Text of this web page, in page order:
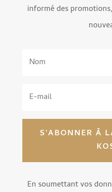
informé des
S'ABONNER À
En soumettant vos